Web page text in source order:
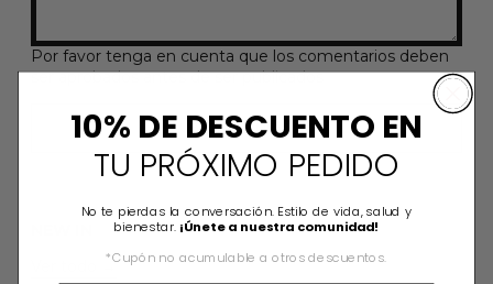
Por favor tenga en cuenta que los comentarios deben
ser aprobados antes de ser publicados
10% DE DESCUENTO EN
TU PRÓXIMO PEDIDO
No te pierdas la conversación. Estilo de vida, salud y
bienestar. ¡Únete a nuestra comunidad!
*Cupón no acumulable a otros descuentos.